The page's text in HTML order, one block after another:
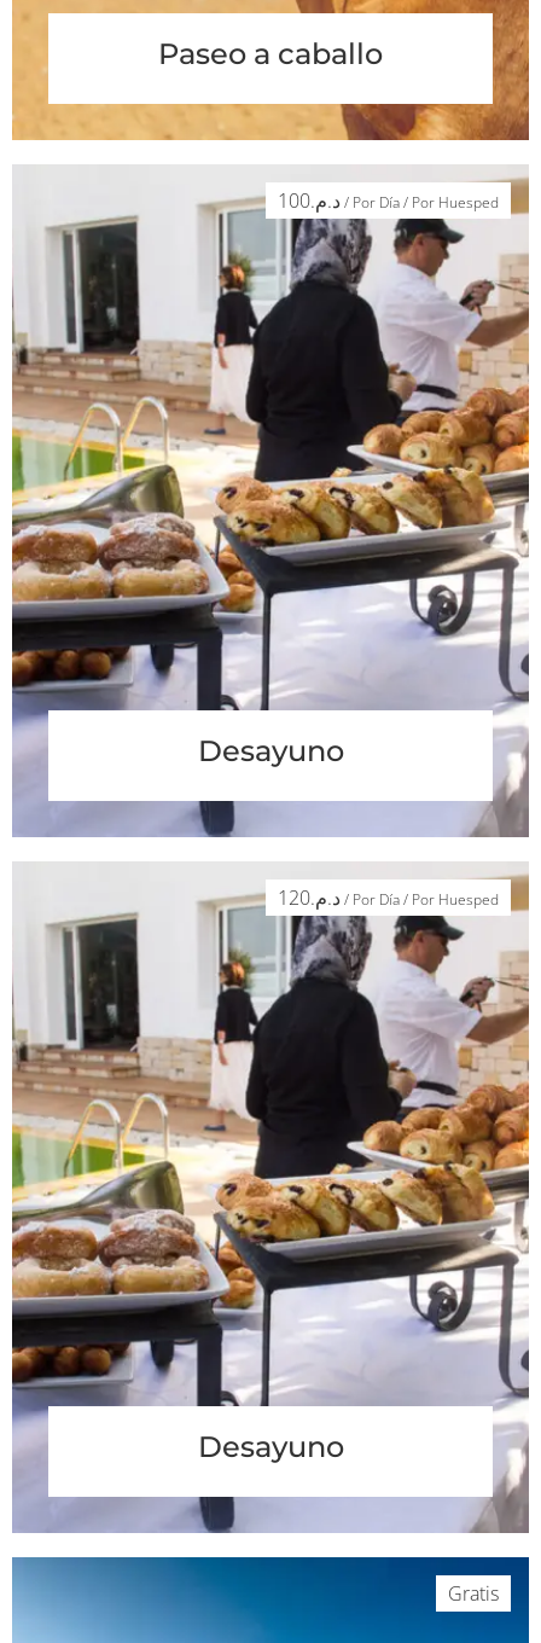
Paseo a caballo
د.م.100 / Por Día / Por Huesped
Desayuno
د.م.120 / Por Día / Por Huesped
Desayuno
Gratis